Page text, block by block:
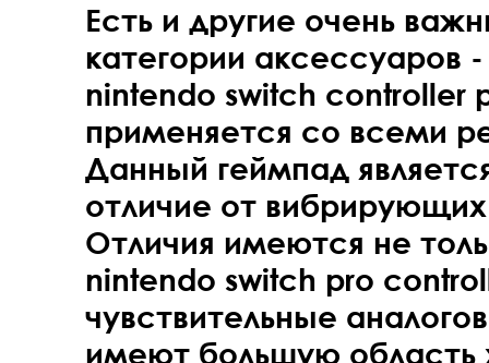
Есть и другие очень
категории аксессуаров
nintendo switch controller
применяется со всеми
Данный геймпад
отличие от
Отличия имеются не
nintendo switch pro
чувствительные
имеют большую область